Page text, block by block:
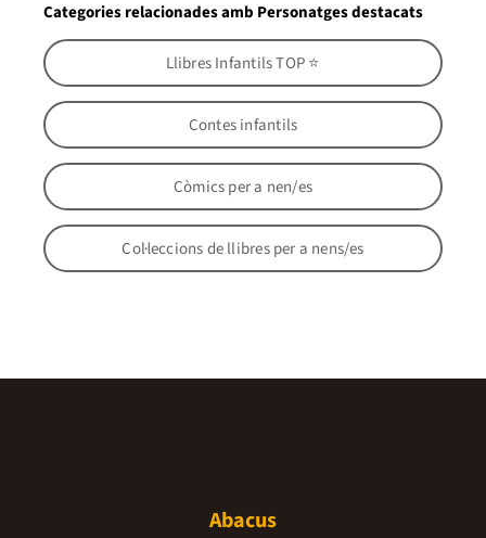
Categories relacionades amb Personatges destacats
Llibres Infantils TOP ⭐
Contes infantils
Còmics per a nen/es
Col·leccions de llibres per a nens/es
Abacus